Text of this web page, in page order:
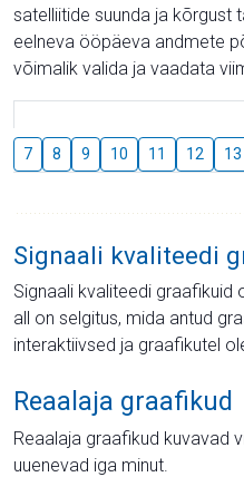
satelliitide suunda ja kõrgust
eelneva ööpäeva andmete
võimalik valida ja vaadata
7 8 9 10 11 12 13
Signaali kvaliteedi
Signaali kvaliteedi
all on selgitus, mida antud
interaktiivsed ja graafikutel
Reaalaja graafikud
Reaalaja graafikud kuvavad
uuenevad iga minut.